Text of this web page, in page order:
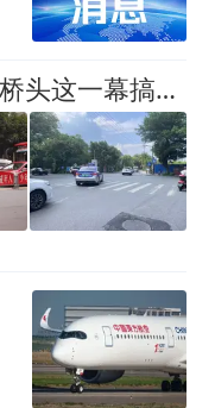
有市民已被芦笛路、飞鸾桥头这一幕搞咆絮了！下班开电马遇到这情况你浪子搞